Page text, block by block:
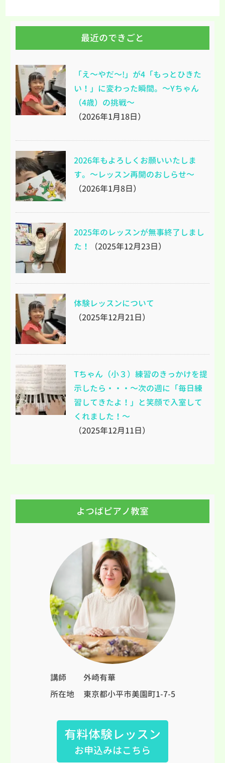
最近のできごと
「え～やだ～!」が4「もっとひきた
い！」に変わった瞬間。～Yちゃん
（4歳）の挑戦～
（2026年1月18日）
2026年もよろしくお願いいたしま
す。～レッスン再開のおしらせ～
（2026年1月8日）
2025年のレッスンが無事終了しまし
た！
（2025年12月23日）
体験レッスンについて
（2025年12月21日）
Tちゃん（小３）練習のきっかけを提
示したら・・・～次の週に「毎日練
習してきたよ！」と笑顔で入室して
くれました！～
（2025年12月11日）
よつばピアノ教室
講師
外崎有華
所在地
東京都小平市美園町1-7-5
有料体験レッスン
お申込みはこちら